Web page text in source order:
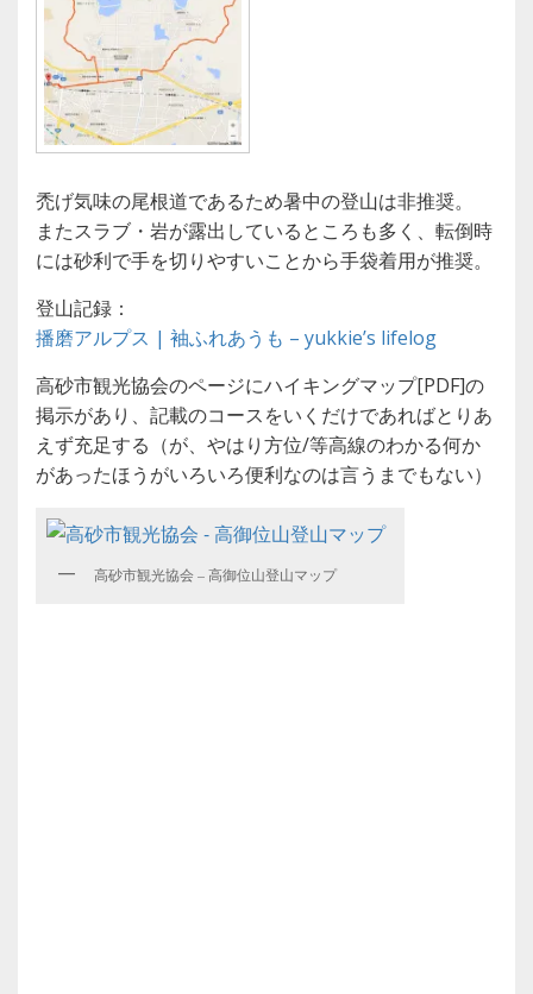
禿げ気味の尾根道であるため暑中の登山は非推奨。
またスラブ・岩が露出しているところも多く、転倒時
には砂利で手を切りやすいことから手袋着用が推奨。
登山記録：
播磨アルプス | 袖ふれあうも – yukkie’s lifelog
高砂市観光協会のページにハイキングマップ[PDF]の
掲示があり、記載のコースをいくだけであればとりあ
えず充足する（が、やはり方位/等高線のわかる何か
があったほうがいろいろ便利なのは言うまでもない）
高砂市観光協会 – 高御位山登山マップ